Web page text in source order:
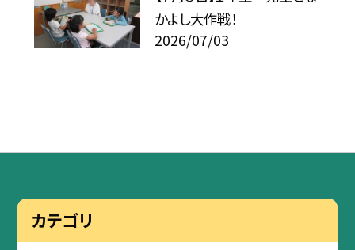
かよし大作戦！
2026/07/03
カテゴリ